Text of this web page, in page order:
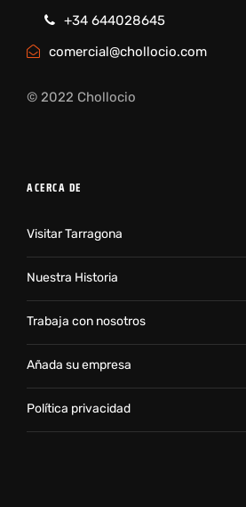
+34 644028645
comercial@chollocio.com
© 2022 Chollocio
ACERCA DE
Visitar Tarragona
Nuestra Historia
Trabaja con nosotros
Añada su empresa
Política privacidad